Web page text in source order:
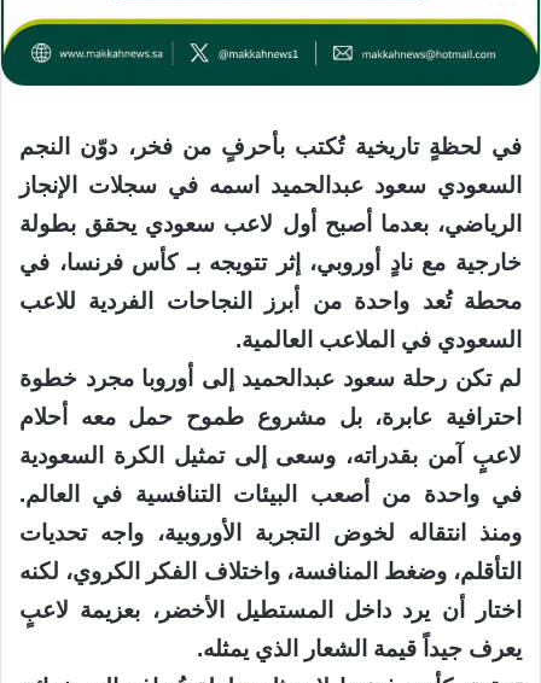
في لحظةٍ تاريخية تُكتب بأحرفٍ من فخر، دوّن النجم
السعودي سعود عبدالحميد اسمه في سجلات الإنجاز
الرياضي، بعدما أصبح أول لاعب سعودي يحقق بطولة
خارجية مع نادٍ أوروبي، إثر تتويجه بـ كأس فرنسا، في
محطة تُعد واحدة من أبرز النجاحات الفردية للاعب
السعودي في الملاعب العالمية.
لم تكن رحلة سعود عبدالحميد إلى أوروبا مجرد خطوة
احترافية عابرة، بل مشروع طموح حمل معه أحلام
لاعبٍ آمن بقدراته، وسعى إلى تمثيل الكرة السعودية
في واحدة من أصعب البيئات التنافسية في العالم.
ومنذ انتقاله لخوض التجربة الأوروبية، واجه تحديات
التأقلم، وضغط المنافسة، واختلاف الفكر الكروي، لكنه
اختار أن يرد داخل المستطيل الأخضر، بعزيمة لاعبٍ
يعرف جيداً قيمة الشعار الذي يمثله.